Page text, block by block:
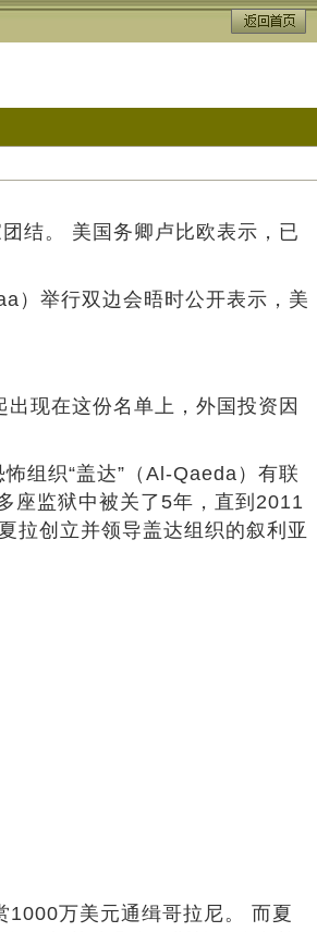
结。 美国务卿卢比欧表示，已
）举行双边会晤时公开表示，美
现在这份名单上，外国投资因
组织“盖达”（Al-Qaeda）有联
座监狱中被关了5年，直到2011
拉创立并领导盖达组织的叙利亚
万美元通缉哥拉尼。 而夏